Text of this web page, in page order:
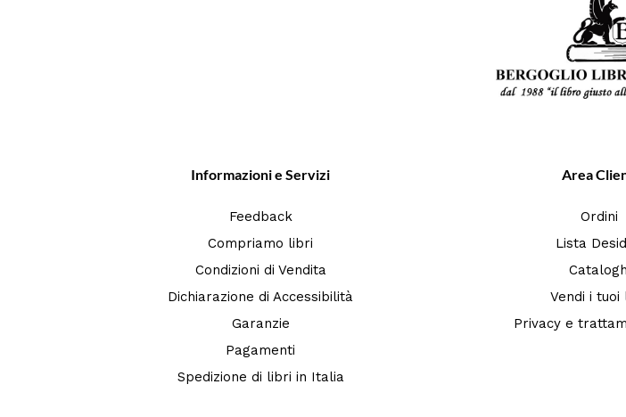
Informazioni e Servizi
Feedback
Compriamo libri
Condizioni di Vendita
Dichiarazione di Accessibilità
Garanzie
Pagamenti
Spedizione di libri in Italia
Area
Ordini
Lista
Vendi i tuoi
Privacy e